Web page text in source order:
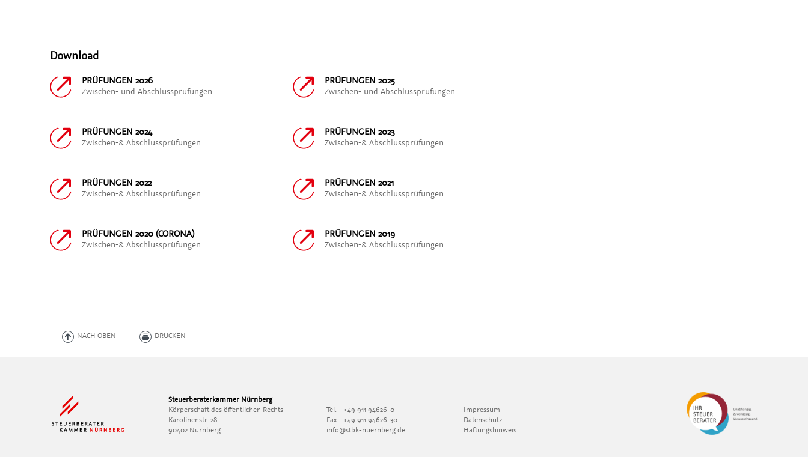
Download
PRÜFUNGEN 2026
Zwischen- und Abschlussprüfungen
PRÜFUNGEN 2025
Zwischen- und Abschlussprüfungen
PRÜFUNGEN 2024
Zwischen-& Abschlussprüfungen
PRÜFUNGEN 2023
Zwischen-& Abschlussprüfungen
PRÜFUNGEN 2022
Zwischen-& Abschlussprüfungen
PRÜFUNGEN 2021
Zwischen-& Abschlussprüfungen
PRÜFUNGEN 2020 (CORONA)
Zwischen-& Abschlussprüfungen
PRÜFUNGEN 2019
Zwischen-& Abschlussprüfungen
NACH OBEN DRUCKEN
Steuerberaterkammer Nürnberg
Körperschaft des öffentlichen Rechts
Karolinenstr. 28
90402 Nürnberg
Tel.
+49 911 94626-0
Fax
+49 911 94626-30
info@stbk-nuernberg.de
Impressum
Datenschutz
Haftungshinweis